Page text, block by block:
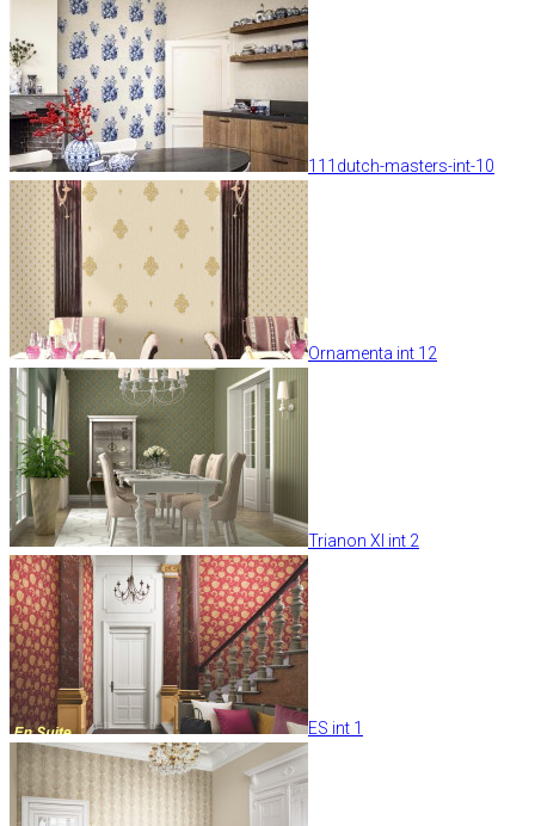
111dutch-masters-int-10
Ornamenta int 12
Trianon XI int 2
ES int 1